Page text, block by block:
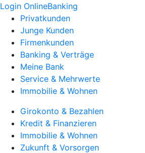
Login OnlineBanking
Privatkunden
Junge Kunden
Firmenkunden
Banking & Verträge
Meine Bank
Service & Mehrwerte
Immobilie & Wohnen
Girokonto & Bezahlen
Kredit & Finanzieren
Immobilie & Wohnen
Zukunft & Vorsorgen